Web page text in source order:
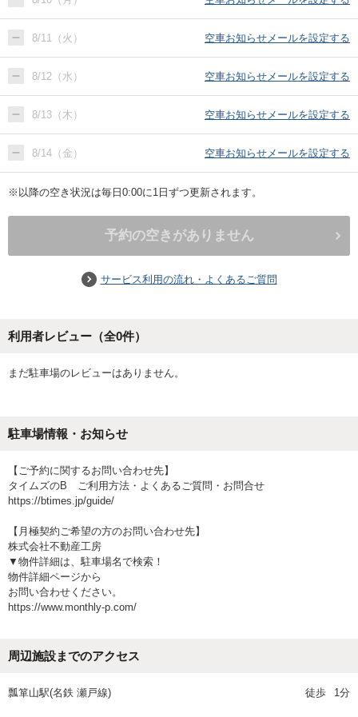
8/11（火） 空車お知らせメールを設定する
8/12（水） 空車お知らせメールを設定する
8/13（木） 空車お知らせメールを設定する
8/14（金） 空車お知らせメールを設定する
※以降の空き状況は毎日0:00に1日ずつ更新されます。
予約の空きがありません
サービス利用の流れ・よくあるご質問
利用者レビュー（全0件）
まだ駐車場のレビューはありません。
駐車場情報・お知らせ
【ご予約に関するお問い合わせ先】
タイムズのB ご利用方法・よくあるご質問・お問合せ
https://btimes.jp/guide/
【月極契約ご希望の方のお問い合わせ先】
株式会社不動産工房
▼物件詳細は、駐車場名で検索！
物件詳細ページから
お問い合わせください。
https://www.monthly-p.com/
周辺施設までのアクセス
瓢箪山駅(名鉄 瀬戸線) 徒歩 1分